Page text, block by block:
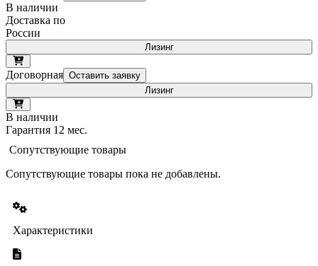
В наличии
Доставка по
России
Лизинг
Договорная Оставить заявку
Лизинг
В наличии
Гарантия 12 мес.
Сопутствующие товары
Сопутствующие товары пока не добавлены.
Характеристики